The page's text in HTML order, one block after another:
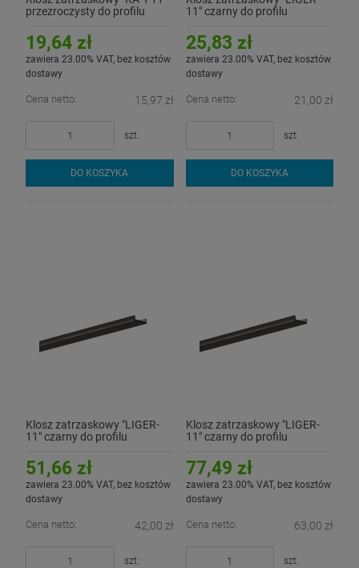
przezroczysty do profilu
19,64 zł
zawiera 23.00% VAT, bez kosztów
dostawy
Cena netto: 15,97 zł
szt.
DO KOSZYKA
11" czarny do profilu
25,83 zł
zawiera 23.00% VAT, bez kosztów
dostawy
Cena netto: 21,00 zł
szt.
DO KOSZYKA
Klosz zatrzaskowy "LIGER-
11" czarny do profilu
51,66 zł
zawiera 23.00% VAT, bez kosztów
dostawy
Cena netto: 42,00 zł
szt.
Klosz zatrzaskowy "LIGER-
11" czarny do profilu
77,49 zł
zawiera 23.00% VAT, bez kosztów
dostawy
Cena netto: 63,00 zł
szt.